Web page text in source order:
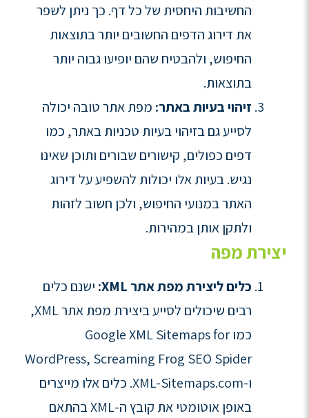
החשיבות היחסית של כל דף. כך ניתן לשפר
את דירוג הדפים החשובים יותר בתוצאות
החיפוש, ולהבטיח שהם יופיעו גבוה יותר
בתוצאות.
זיהוי בעיות באתר: מפת אתר טובה יכולה
לסייע גם בזיהוי בעיות טכניות באתר, כמו
דפים כפולים, קישורים שבורים ותוכן שאינו
נגיש. בעיות אלו יכולות להשפיע על דירוג
האתר במנועי החיפוש, ולכן חשוב לזהות
ולתקן אותן במהירות.
יצירת מפה
כלים ליצירת מפת אתר XML:
ישנם כלים
רבים שיכולים לסייע ביצירת מפת אתר XML,
כמו Google XML Sitemaps for
WordPress, Screaming Frog SEO Spider
ו-XML-Sitemaps.com. כלים אלו מייצרים
באופן אוטומטי את קובץ ה-XML בהתאם